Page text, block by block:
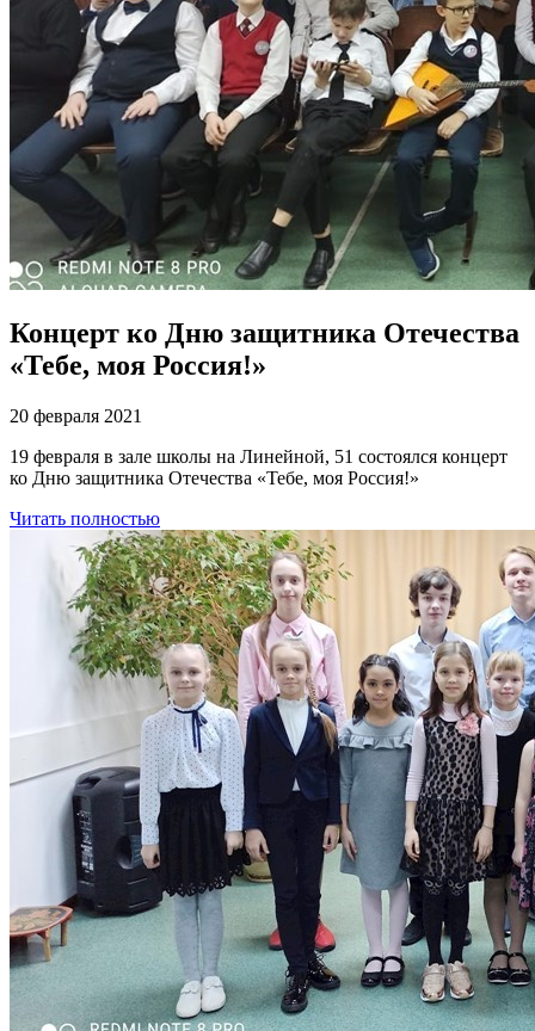
Концерт ко Дню защитника Отечества
«Тебе, моя Россия!»
20 февраля 2021
19 февраля в зале школы на Линейной, 51 состоялся концерт
ко Дню защитника Отечества «Тебе, моя Россия!»
Читать полностью